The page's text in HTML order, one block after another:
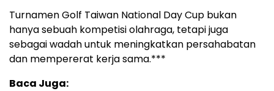
Turnamen Golf Taiwan National Day Cup bukan
hanya sebuah kompetisi olahraga, tetapi juga
sebagai wadah untuk meningkatkan persahabatan
dan mempererat kerja sama.***
Baca Juga: